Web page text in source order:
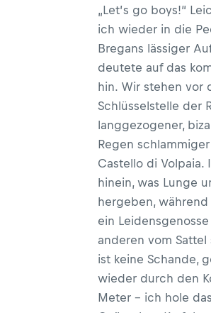
„Let’s go boys!“
ich wieder in die
Bregans lässiger
deutete auf das
hin. Wir stehen vor
Schlüsselstelle der
langgezogener,
Regen
Castello di Volpaia.
hinein, was Lunge
hergeben,
ein
anderen vom
ist keine Schande,
wieder durch den
Meter – ich hole